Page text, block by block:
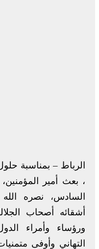
، بعث أمير
السادس، نصره الله
أشقائه أصحاب
ورؤساء وأمراء
التهاني وأوفى